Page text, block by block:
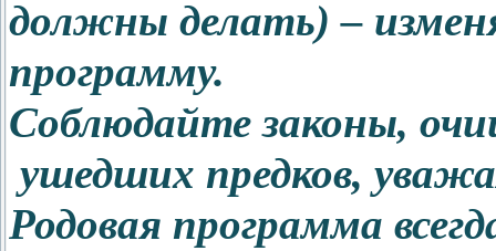
должны делать) –
программу.
Соблюдайте законы,
ушедших предков,
Родовая программа